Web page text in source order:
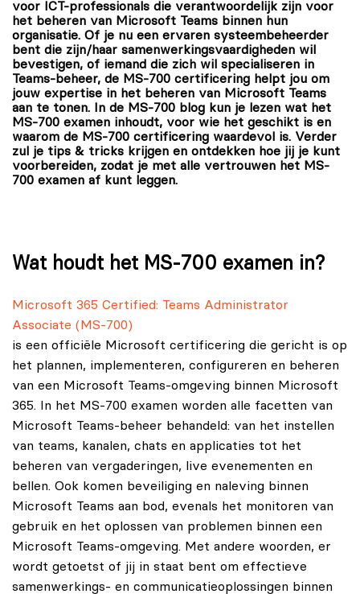
voor ICT-professionals die verantwoordelijk zijn voor
het beheren van Microsoft Teams binnen hun
organisatie. Of je nu een ervaren systeembeheerder
bent die zijn/haar samenwerkingsvaardigheden wil
bevestigen, of iemand die zich wil specialiseren in
Teams-beheer, de MS-700 certificering helpt jou om
jouw expertise in het beheren van Microsoft Teams
aan te tonen. In de MS-700 blog kun je lezen wat het
MS-700 examen inhoudt, voor wie het geschikt is en
waarom de MS-700 certificering waardevol is. Verder
zul je tips & tricks krijgen en ontdekken hoe jij je kunt
voorbereiden, zodat je met alle vertrouwen het MS-
700 examen af kunt leggen.
Wat houdt het MS-700 examen in?
Microsoft 365 Certified: Teams Administrator
Associate (MS-700)
is een officiële Microsoft certificering die gericht is op
het plannen, implementeren, configureren en beheren
van een Microsoft Teams-omgeving binnen Microsoft
365. In het MS-700 examen worden alle facetten van
Microsoft Teams-beheer behandeld: van het instellen
van teams, kanalen, chats en applicaties tot het
beheren van vergaderingen, live evenementen en
bellen. Ook komen beveiliging en naleving binnen
Microsoft Teams aan bod, evenals het monitoren van
gebruik en het oplossen van problemen binnen een
Microsoft Teams-omgeving. Met andere woorden, er
wordt getoetst of jij in staat bent om effectieve
samenwerkings- en communicatieoplossingen binnen